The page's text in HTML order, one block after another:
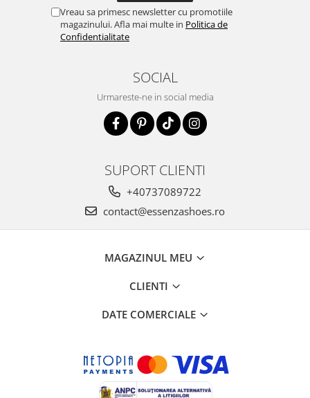
Vreau sa primesc newsletter cu promotiile
magazinului. Afla mai multe in Politica de
Confidentialitate
SOCIAL
Urmareste-ne in social media
SUPORT CLIENTI
+40737089722
contact@essenzashoes.ro
MAGAZINUL MEU
CLIENTI
DATE COMERCIALE